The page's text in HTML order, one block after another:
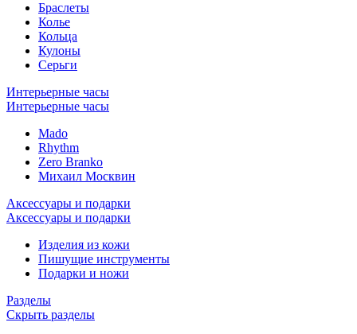
Браслеты
Колье
Кольца
Кулоны
Серьги
Интерьерные часы
Интерьерные часы
Mado
Rhythm
Zero Branko
Михаил Москвин
Аксессуары и подарки
Аксессуары и подарки
Изделия из кожи
Пишущие инструменты
Подарки и ножи
Разделы
Скрыть pазделы